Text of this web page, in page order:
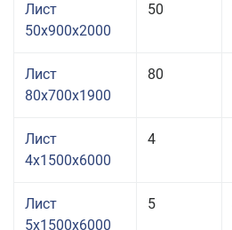
Лист
50x900x2000
50
Лист
80x700x1900
80
Лист
4x1500x6000
4
Лист
5x1500x6000
5